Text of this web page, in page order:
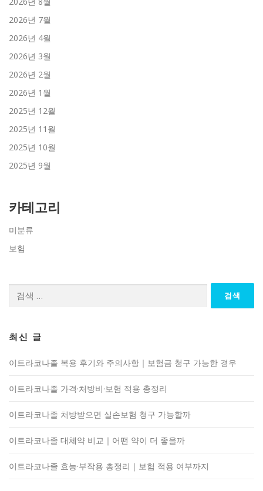
2026년 7월
2026년 4월
2026년 3월
2026년 2월
2026년 1월
2025년 12월
2025년 11월
2025년 10월
2025년 9월
카테고리
미분류
보험
최신 글
이트라코나졸 복용 후기와 주의사항｜보험금 청구 가능한 경우
이트라코나졸 가격·처방비·보험 적용 총정리
이트라코나졸 처방받으면 실손보험 청구 가능할까
이트라코나졸 대체약 비교｜어떤 약이 더 좋을까
이트라코나졸 효능·부작용 총정리｜보험 적용 여부까지